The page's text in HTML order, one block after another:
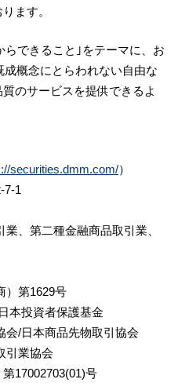
ます。
できること｣をテーマに、お
概念にとらわれない自由な
のサービスを提供できるよ
securities.dmm.com/）
7-1
、第二種金融商品取引業、
）第1629号
本投資者保護基金
会/日本商品先物取引協会
引業協会
17002703(01)号